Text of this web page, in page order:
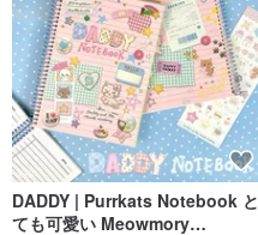
DADDY | Purrkats Notebook と
ても可愛い Meowmory